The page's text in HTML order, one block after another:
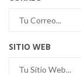
SITIO WEB